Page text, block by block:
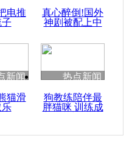
电推
真心醉倒!国外
神剧被配上中
新闻
猫滑
乐
热点新闻
狗教练陪伴最
胖猫咪 训练成